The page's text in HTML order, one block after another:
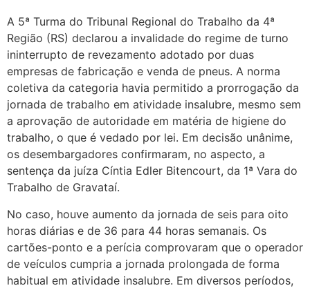
A 5ª Turma do Tribunal Regional do Trabalho da 4ª
Região (RS) declarou a invalidade do regime de turno
ininterrupto de revezamento adotado por duas
empresas de fabricação e venda de pneus. A norma
coletiva da categoria havia permitido a prorrogação da
jornada de trabalho em atividade insalubre, mesmo sem
a aprovação de autoridade em matéria de higiene do
trabalho, o que é vedado por lei. Em decisão unânime,
os desembargadores confirmaram, no aspecto, a
sentença da juíza Cíntia Edler Bitencourt, da 1ª Vara do
Trabalho de Gravataí.
No caso, houve aumento da jornada de seis para oito
horas diárias e de 36 para 44 horas semanais. Os
cartões-ponto e a perícia comprovaram que o operador
de veículos cumpria a jornada prolongada de forma
habitual em atividade insalubre. Em diversos períodos,